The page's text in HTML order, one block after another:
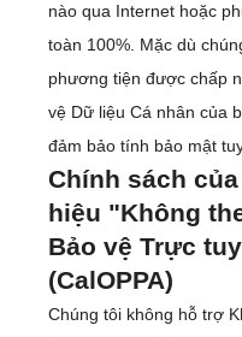
nào qua Internet hoặc
toàn 100%. Mặc dù
phương tiện được chấp
vệ Dữ liệu Cá nhân của
đảm bảo tính bảo mật
Chính sách
hiệu "Không
Bảo vệ Trực
(CalOPPA)
Chúng tôi không hỗ trợ